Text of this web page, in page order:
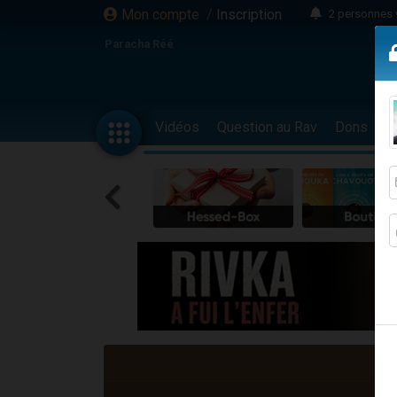
Mon compte / Inscription
2 personnes
13
30
Il reste
3 personnes
2
3
2
Nouvelle
61
Il reste
Ariel vient
Paracha Réé
Vidéos Question au Rav Dons